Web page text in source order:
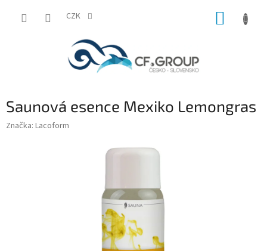
CZK
Saunová esence Mexiko Lemongras
Značka: Lacoform